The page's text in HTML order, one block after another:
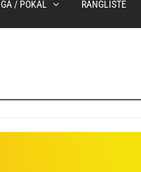
/ POKAL RANGLISTE